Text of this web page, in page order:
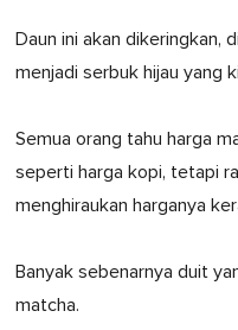
Daun ini akan dikeringkan,
menjadi serbuk hijau yang
Semua orang tahu harga
seperti harga kopi, tetapi
menghiraukan harganya
Banyak sebenarnya duit
matcha.